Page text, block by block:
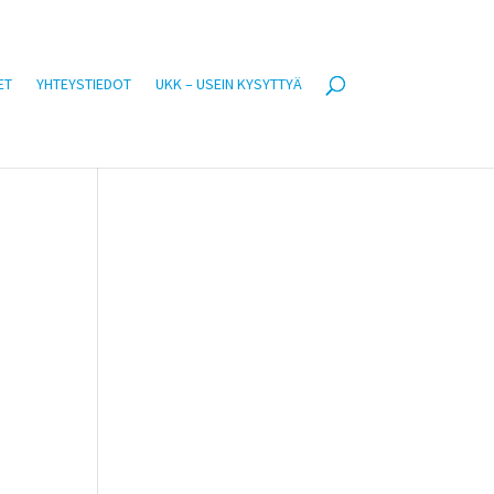
YHTEYSTIEDOT UKK – USEIN KYSYTTYÄ